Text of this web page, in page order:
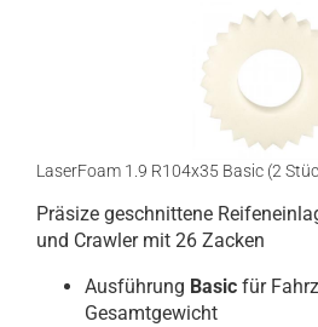
LaserFoam 1.9 R104x35 Basic (2
Präsize geschnittene
und Crawler mit 26 Zacken
Ausführung Basic für
Gesamtgewicht